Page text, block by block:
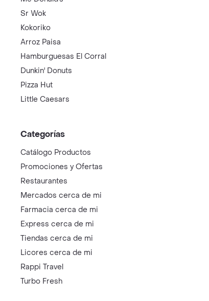
Sr Wok
Kokoriko
Arroz Paisa
Hamburguesas El Corral
Dunkin' Donuts
Pizza Hut
Little Caesars
Categorías
Catálogo Productos
Promociones y Ofertas
Restaurantes
Mercados cerca de mi
Farmacia cerca de mi
Express cerca de mi
Tiendas cerca de mi
Licores cerca de mi
Rappi Travel
Turbo Fresh